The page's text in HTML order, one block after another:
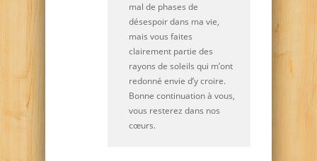
mal de phases de
désespoir dans ma vie,
mais vous faites
clairement partie des
rayons de soleils qui m’ont
redonné envie d’y croire.
Bonne continuation à vous,
vous resterez dans nos
cœurs.